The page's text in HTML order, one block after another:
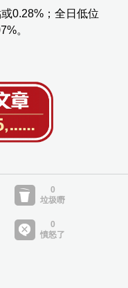
0.28%；全日低位
。